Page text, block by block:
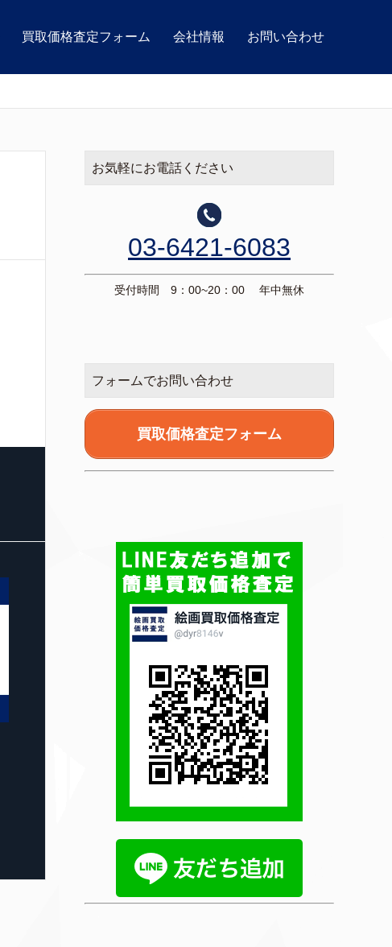
買取価格査定フォーム 会社情報 お問い合わせ
お気軽にお電話ください
03-6421-6083
受付時間 9：00~20：00 年中無休
フォームでお問い合わせ
買取価格査定フォーム